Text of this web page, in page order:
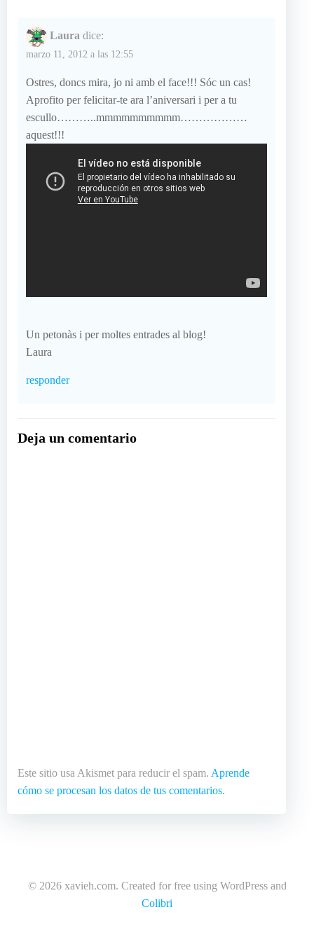
Laura dice:
marzo 11, 2012 a las 12:55
Ostres, doncs mira, jo ni amb el face!!! Sóc un cas!
Aprofito per felicitar-te ara l’aniversari i per a tu
escullo………..mmmmmmmmmm………………
aquest!!!
Un petonàs i per moltes entrades al blog!
Laura
responder
Deja un comentario
Este sitio usa Akismet para reducir el spam. Aprende
cómo se procesan los datos de tus comentarios.
© 2026 xavieh.com. Created for free using WordPress and
Colibri